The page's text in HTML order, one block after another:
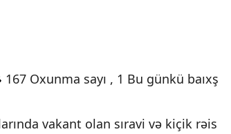
167 Oxunma sayı , 1 Bu günkü baıxş
vakant olan sıravi və kiçik rəis